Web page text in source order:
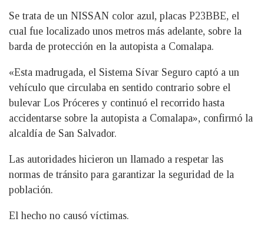
Se trata de un NISSAN color azul, placas P23BBE, el
cual fue localizado unos metros más adelante, sobre la
barda de protección en la autopista a Comalapa.
«Esta madrugada, el Sistema Sívar Seguro captó a un
vehículo que circulaba en sentido contrario sobre el
bulevar Los Próceres y continuó el recorrido hasta
accidentarse sobre la autopista a Comalapa», confirmó la
alcaldía de San Salvador.
Las autoridades hicieron un llamado a respetar las
normas de tránsito para garantizar la seguridad de la
población.
El hecho no causó víctimas.